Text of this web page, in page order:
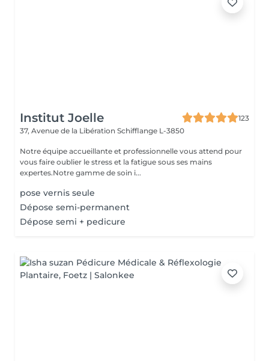
Institut Joelle
123
37, Avenue de la Libération Schifflange L-3850
Notre équipe accueillante et professionnelle vous attend pour
vous faire oublier le stress et la fatigue sous ses mains
expertes.Notre gamme de soin i...
pose vernis seule
Dépose semi-permanent
Dépose semi + pedicure